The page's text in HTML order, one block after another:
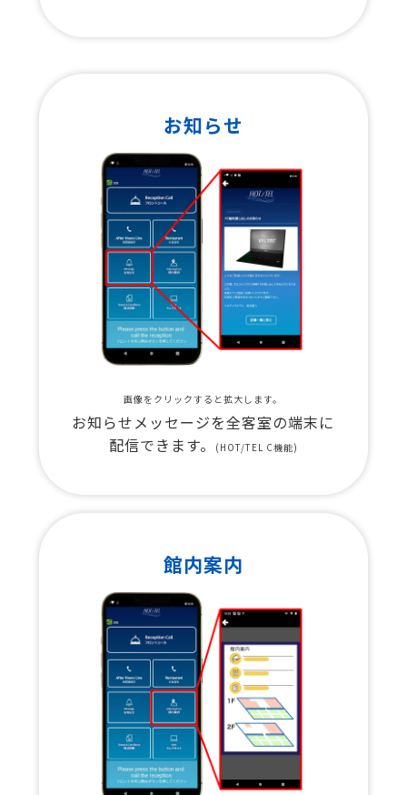
お知らせ
画像をクリックすると拡大します。
お知らせメッセージを全客室の端末に
配信できます。
(HOT/TEL C機能)
館内案内